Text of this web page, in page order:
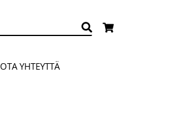
OTA YHTEYTTÄ